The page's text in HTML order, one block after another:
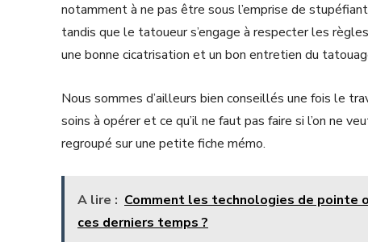
notamment à ne pas être sous l’emprise de
tandis que le tatoueur s’engage à respecter les
une bonne cicatrisation et un bon entretien du
Nous sommes d’ailleurs bien conseillés une fois le
soins à opérer et ce qu’il ne faut pas faire si l’on ne
regroupé sur une petite fiche mémo.
A lire : Comment les technologies de
ces derniers temps ?